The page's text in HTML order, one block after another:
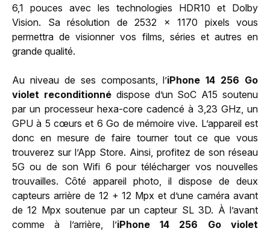
6,1 pouces avec les technologies HDR10 et Dolby
Vision. Sa résolution de 2532 x 1170 pixels vous
permettra de visionner vos films, séries et autres en
grande qualité.
Au niveau de ses composants, l’iPhone 14 256 Go
violet reconditionnédispose d’un SoC A15 soutenu
par un processeur hexa-core cadencé à 3,23 GHz, un
GPU à 5 cœurs et 6 Go de mémoire vive. L’appareil est
donc en mesure de faire tourner tout ce que vous
trouverez sur l’App Store. Ainsi, profitez de son réseau
5G ou de son Wifi 6 pour télécharger vos nouvelles
trouvailles. Côté appareil photo, il dispose de deux
capteurs arrière de 12 + 12 Mpx et d’une caméra avant
de 12 Mpx soutenue par un capteur SL 3D. À l’avant
comme à l’arrière, l’iPhone 14 256 Go violet